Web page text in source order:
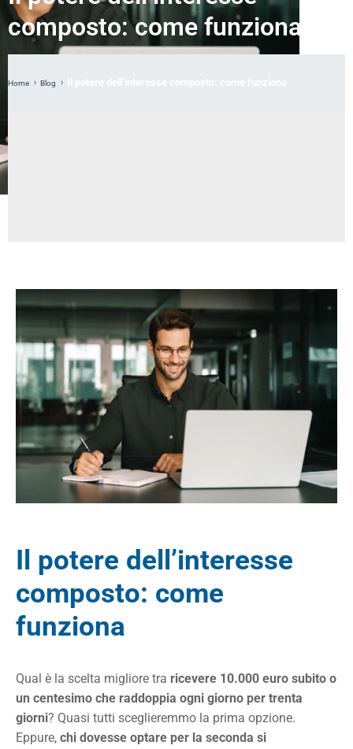
composto: come funziona
Home Blog
Il potere dell’interesse
composto: come
funziona
Qual è la scelta migliore tra ricevere 10.000 euro subito o
un centesimo che raddoppia ogni giorno per trenta
giorni? Quasi tutti sceglieremmo la prima opzione.
Eppure, chi dovesse optare per la seconda si